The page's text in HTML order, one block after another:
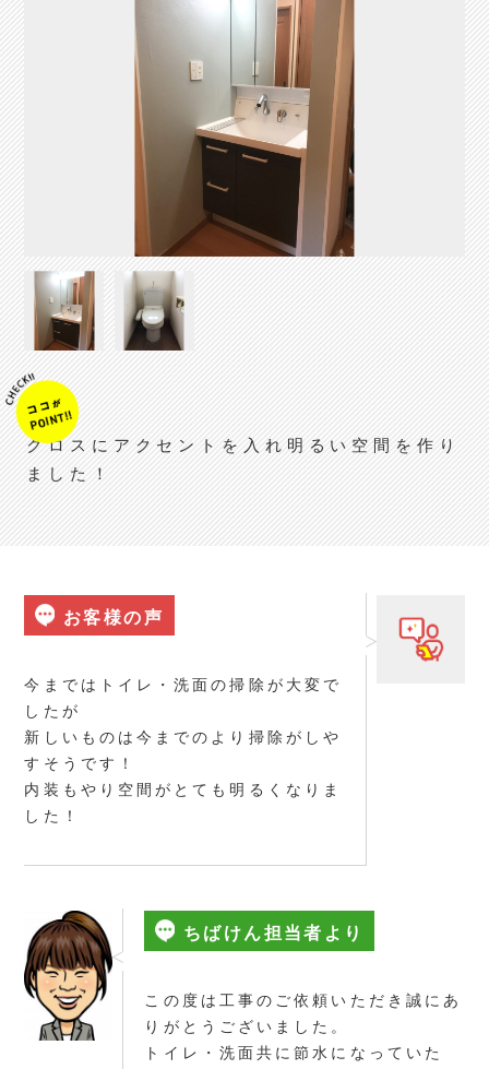
クロスにアクセントを入れ明るい空間を作り
ました！
お客様の声
今まではトイレ・洗面の掃除が大変で
したが
新しいものは今までのより掃除がしや
すそうです！
内装もやり空間がとても明るくなりま
した！
ちばけん担当者より
この度は工事のご依頼いただき誠にあ
りがとうございました。
トイレ・洗面共に節水になっていた